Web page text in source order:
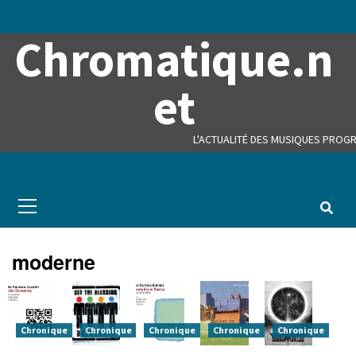
Chromatique.n
et
L'ACTUALITÉ DES MUSIQUES
Menu
moderne
Chronique Chronique Chronique Chronique Chronique